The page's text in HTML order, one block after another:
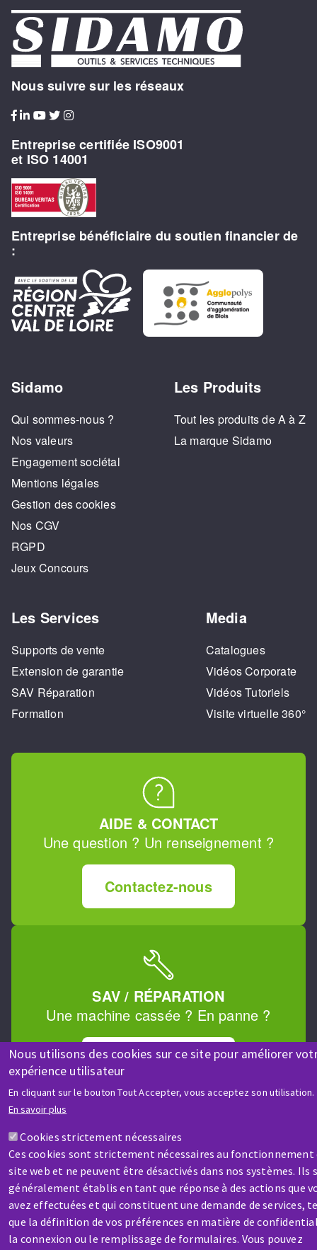
Nous utilisons des cookies sur ce site pour améliorer
expérience utilisateur
En cliquant sur le bouton Tout Accepter, vous acceptez son utilisation.
En savoir plus
Cookies strictement nécessaires
Ces cookies sont strictement nécessaires au fonctionnement
site web et ne peuvent être désactivés dans nos systèmes. Ils
généralement établis en tant que réponse à des actions que
avez effectuées et qui constituent une demande de services,
que la définition de vos préférences en matière de
la connexion ou le remplissage de formulaires. Vous pouvez
Nous suivre sur les réseaux
Entreprise certifiée ISO9001
et ISO 14001
Entreprise bénéficiaire du soutien financier de
:
Sidamo
Qui sommes-nous ?
Nos valeurs
Engagement sociétal
Mentions légales
Gestion des cookies
Nos CGV
RGPD
Jeux Concours
Les Produits
Tout les produits de A à Z
La marque Sidamo
Les Services
Supports de vente
Extension de garantie
SAV Réparation
Formation
Media
Catalogues
Vidéos Corporate
Vidéos Tutoriels
Visite virtuelle 360°
AIDE & CONTACT
Une question ? Un renseignement ?
Contactez-nous
SAV / RÉPARATION
Une machine cassée ? En panne ?
Contactez-nous
Aller
au
contenu
principal